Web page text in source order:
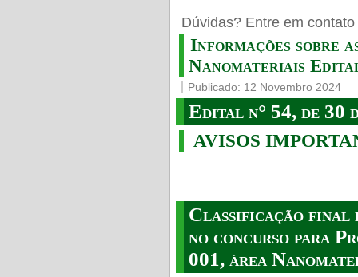
Dúvidas? Entre em
Informações sobre
Nanomateriais
Publicado: 12 Novembro 2024
Edital n° 54, de 30
AVISOS
Classificação final
no concurso para
001, área